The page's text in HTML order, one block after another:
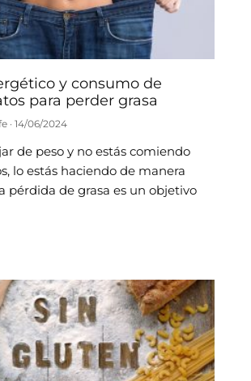
y consumo de
para perder grasa
14/06/2024
de peso y no estás comiendo
lo estás haciendo de manera
pérdida de grasa es un objetivo